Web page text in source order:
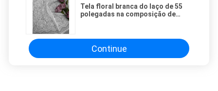
Tela floral branca do laço de 55
polegadas na composição de
Continue